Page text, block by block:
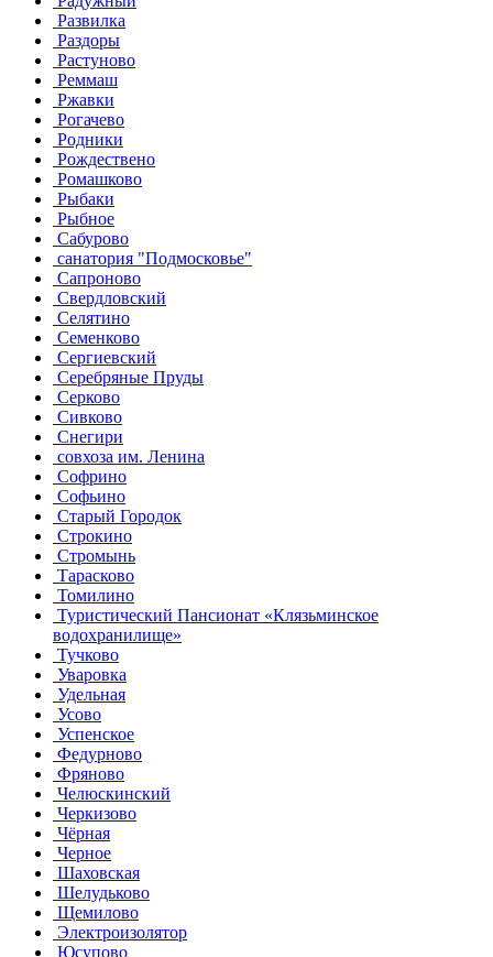
Развилка
Раздоры
Растуново
Реммаш
Ржавки
Рогачево
Родники
Рождествено
Ромашково
Рыбаки
Рыбное
Сабурово
санатория "Подмосковье"
Сапроново
Свердловский
Селятино
Семенково
Сергиевский
Серебряные Пруды
Серково
Сивково
Снегири
совхоза им. Ленина
Софрино
Софьино
Старый Городок
Строкино
Стромынь
Тарасково
Томилино
Туристический Пансионат «Клязьминское
водохранилище»
Тучково
Уваровка
Удельная
Усово
Успенское
Федурново
Фряново
Челюскинский
Черкизово
Чёрная
Черное
Шаховская
Шелудьково
Щемилово
Электроизолятор
Юсупово